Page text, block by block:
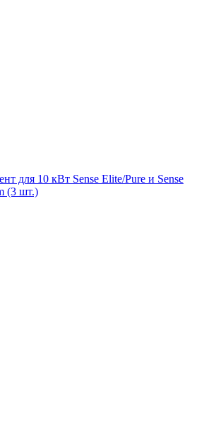
для 10 кВт Sense Elite/Pure и Sense
(3 шт.)